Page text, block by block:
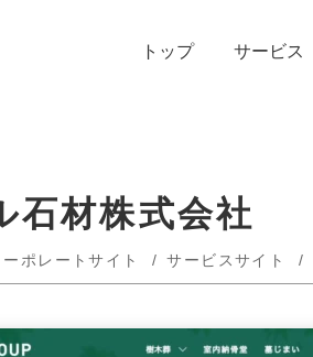
トップ サービス
石材株式会社
ーポレートサイト サービスサイト